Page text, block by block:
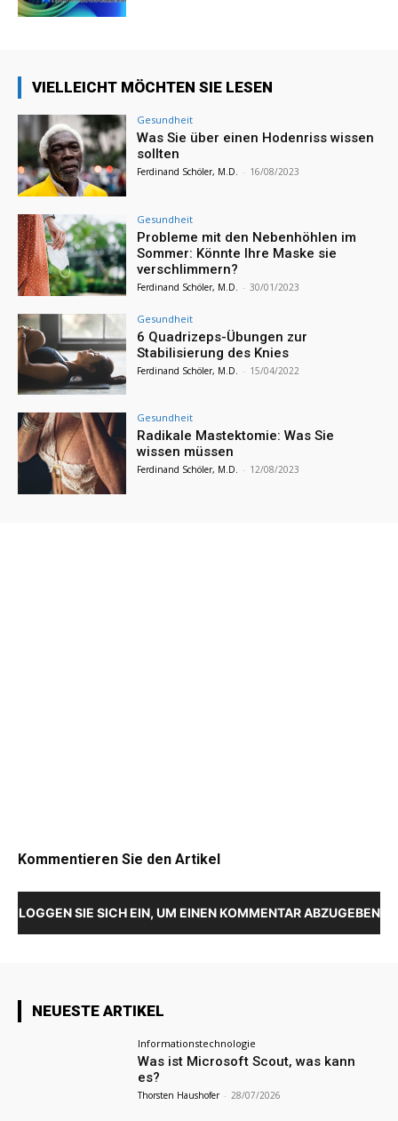
VIELLEICHT MÖCHTEN SIE LESEN
Gesundheit
Was Sie über einen Hodenriss wissen
sollten
Ferdinand Schöler, M.D. - 16/08/2023
Gesundheit
Probleme mit den Nebenhöhlen im
Sommer: Könnte Ihre Maske sie
verschlimmern?
Ferdinand Schöler, M.D. - 30/01/2023
Gesundheit
6 Quadrizeps-Übungen zur
Stabilisierung des Knies
Ferdinand Schöler, M.D. - 15/04/2022
Gesundheit
Radikale Mastektomie: Was Sie
wissen müssen
Ferdinand Schöler, M.D. - 12/08/2023
Kommentieren Sie den Artikel
LOGGEN SIE SICH EIN, UM EINEN KOMMENTAR ABZUGEBEN
NEUESTE ARTIKEL
Informationstechnologie
Was ist Microsoft Scout, was kann
es?
Thorsten Haushofer - 28/07/2026